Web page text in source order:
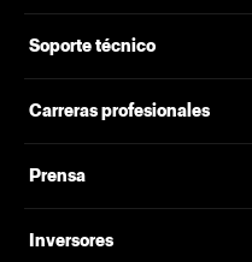
Soporte técnico
Carreras profesionales
Prensa
Inversores